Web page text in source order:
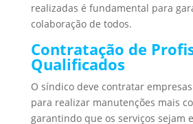
realizadas é fundamental para
colaboração de todos.
Contratação de
Qualificados
O síndico deve contratar
para realizar manutenções mais
garantindo que os serviços sejam